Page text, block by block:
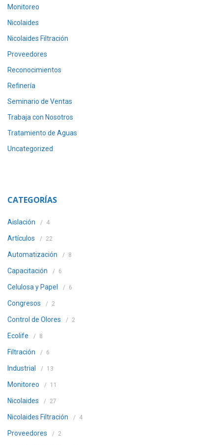
Monitoreo
Nicolaides
Nicolaides Filtración
Proveedores
Reconocimientos
Refinería
Seminario de Ventas
Trabaja con Nosotros
Tratamiento de Aguas
Uncategorized
CATEGORÍAS
Aislación 4
Artículos 22
Automatización 8
Capacitación 6
Celulosa y Papel 6
Congresos 2
Control de Olores 2
Ecolife 8
Filtración 6
Industrial 13
Monitoreo 11
Nicolaides 27
Nicolaides Filtración 4
Proveedores 2